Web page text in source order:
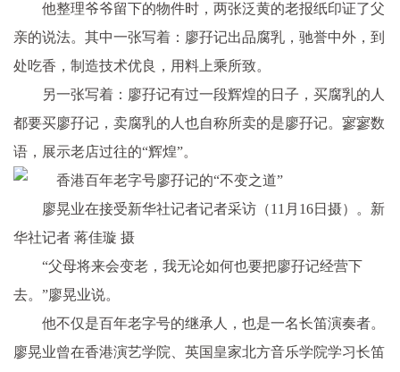
他整理爷爷留下的物件时，两张泛黄的老报纸印证了父
亲的说法。其中一张写着：廖孖记出品腐乳，驰誉中外，到
处吃香，制造技术优良，用料上乘所致。
另一张写着：廖孖记有过一段辉煌的日子，买腐乳的人
都要买廖孖记，卖腐乳的人也自称所卖的是廖孖记。寥寥数
语，展示老店过往的“辉煌”。
廖晃业在接受新华社记者记者采访（11月16日摄）。新
华社记者 蒋佳璇 摄
“父母将来会变老，我无论如何也要把廖孖记经营下
去。”廖晃业说。
他不仅是百年老字号的继承人，也是一名长笛演奏者。
廖晃业曾在香港演艺学院、英国皇家北方音乐学院学习长笛